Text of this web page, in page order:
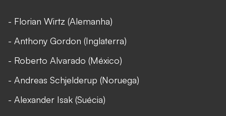
- Florian Wirtz (Alemanha)
- Anthony Gordon (Inglaterra)
- Roberto Alvarado (México)
- Andreas Schjelderup (Noruega)
- Alexander Isak (Suécia)